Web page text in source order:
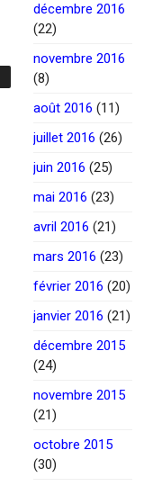
décembre 2016
(22)
novembre 2016
(8)
août 2016 (11)
juillet 2016 (26)
juin 2016 (25)
mai 2016 (23)
avril 2016 (21)
mars 2016 (23)
février 2016 (20)
janvier 2016 (21)
décembre 2015
(24)
novembre 2015
(21)
octobre 2015
(30)